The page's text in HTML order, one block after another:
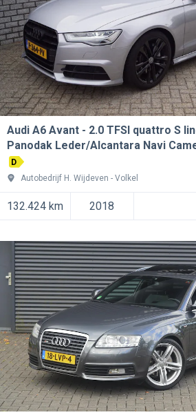
Audi A6 Avant
2.0 TFSI quattro S
Panodak Leder/Alcantara Navi
D
Autobedrijf H. Wijdeven
Volkel
132.424 km 2018